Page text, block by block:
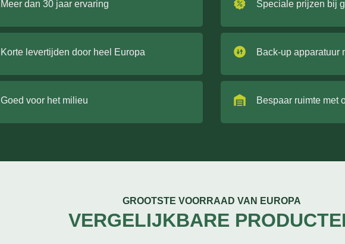
Meer dan 30 jaar ervaring
Korte levertijden door heel Europa
Goed voor het milieu
Speciale prijzen bij
Back-up apparatuur
Bespaar ruimte met
GROOTSTE VOORRAAD VAN EUROPA
VERGELIJKBARE